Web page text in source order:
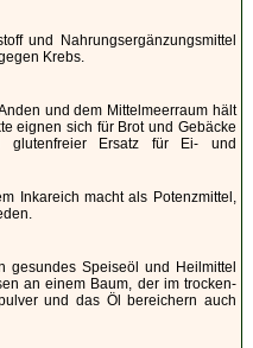
und Nahrungsergänzungsmittel
Krebs.
und dem Mittelmeerraum hält
eignen sich für Brot und Gebäcke
glutenfreier Ersatz für Ei- und
Inkareich macht als Potenzmittel,
gesundes Speiseöl und Heilmittel
an einem Baum, der im trocken-
und das Öl bereichern auch